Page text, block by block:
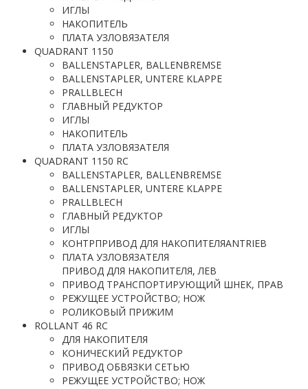
ИГЛЫ
НАКОПИТЕЛЬ
ПЛАТА УЗЛОВЯЗАТЕЛЯ
QUADRANT 1150
BALLENSTAPLER, BALLENBREMSE
BALLENSTAPLER, UNTERE KLAPPE
PRALLBLECH
ГЛАВНЫЙ РЕДУКТОР
ИГЛЫ
НАКОПИТЕЛЬ
ПЛАТА УЗЛОВЯЗАТЕЛЯ
QUADRANT 1150 RC
BALLENSTAPLER, BALLENBREMSE
BALLENSTAPLER, UNTERE KLAPPE
PRALLBLECH
ГЛАВНЫЙ РЕДУКТОР
ИГЛЫ
КОНТРПРИВОД ДЛЯ НАКОПИТЕЛЯANTRIEB
ПЛАТА УЗЛОВЯЗАТЕЛЯ
ПРИВОД ДЛЯ НАКОПИТЕЛЯ, ЛЕВ
ПРИВОД ТРАНСПОРТИРУЮЩИЙ ШНЕК, ПРАВ
РЕЖУЩЕЕ УСТРОЙСТВО; НОЖ
РОЛИКОВЫЙ ПРИЖИМ
ROLLANT 46 RC
ДЛЯ НАКОПИТЕЛЯ
КОНИЧЕСКИЙ РЕДУКТОР
ПРИВОД ОБВЯЗКИ СЕТЬЮ
РЕЖУЩЕЕ УСТРОЙСТВО; НОЖ